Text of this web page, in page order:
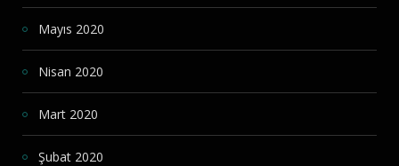
Mayıs 2020
Nisan 2020
Mart 2020
Şubat 2020